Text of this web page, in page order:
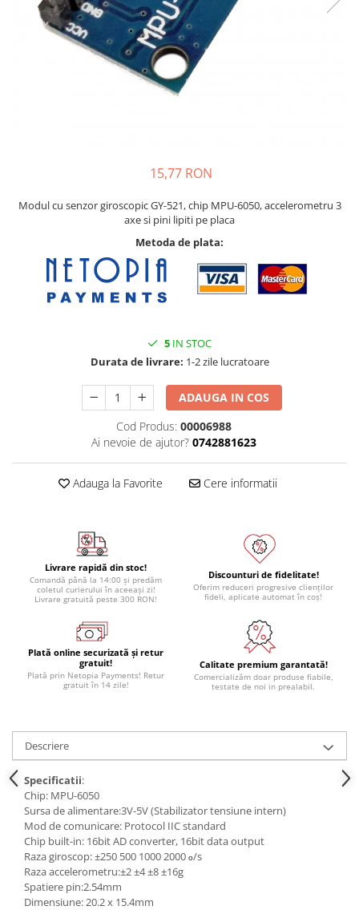
15,77 RON
Modul cu senzor giroscopic GY-521, chip MPU-6050, accelerometru 3
axe si pini lipiti pe placa
Metoda de plata:
5 IN STOC
Durata de livrare: 1-2 zile lucratoare
ADAUGA IN COS
Cod Produs: 00006988
Ai nevoie de ajutor? 0742881623
Adauga la Favorite Cere informatii
Livrare rapidă din stoc!
Comandă până la 14:00 și predăm
coletul curierului în aceeași zi!
Livrare gratuită peste 300 RON!
Discounturi de fidelitate!
Oferim reduceri progresive clienților
fideli, aplicate automat în coș!
Plată online securizată și retur
gratuit!
Plată prin Netopia Payments! Retur
gratuit în 14 zile!
Calitate premium garantată!
Comercializăm doar produse fiabile,
testate de noi in prealabil.
Descriere
Specificatii:
Chip: MPU-6050
Sursa de alimentare:3V-5V (Stabilizator tensiune intern)
Mod de comunicare: Protocol IIC standard
Chip built-in: 16bit AD converter, 16bit data output
Raza giroscop: ±250 500 1000 2000 o/s
Raza accelerometru:±2 ±4 ±8 ±16g
Spatiere pin:2.54mm
Dimensiune: 20.2 x 15.4mm